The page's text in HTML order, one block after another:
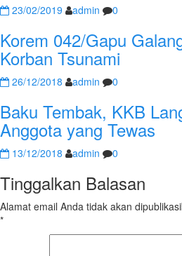
23/02/2019 admin 0
Korem 042/Gapu
Korban Tsunami
26/12/2018 admin 0
Baku Tembak, KKB
Anggota yang Tewas
13/12/2018 admin 0
Tinggalkan Balasan
Alamat email Anda tidak akan
*